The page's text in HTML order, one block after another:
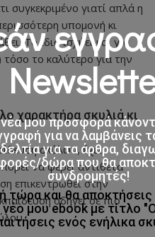
συγκεκριμένο γιατί απλά η
υπομονή κι
Το ίδιο ισχύει και για
το καλύτερο για την
χαρακτήρα σκυλιά κι
σκύλων, έχει
να φέρει αντίθετα
επικεντρωθεί στην
οδηγεί σε πιο
μου προσφορά
για να λαμβάνεις
για τα άρθρα,
δώρα που θα
συνδρομητές!
τώρα και θα
μου ebook με τίτλο
ενός ενήλικα